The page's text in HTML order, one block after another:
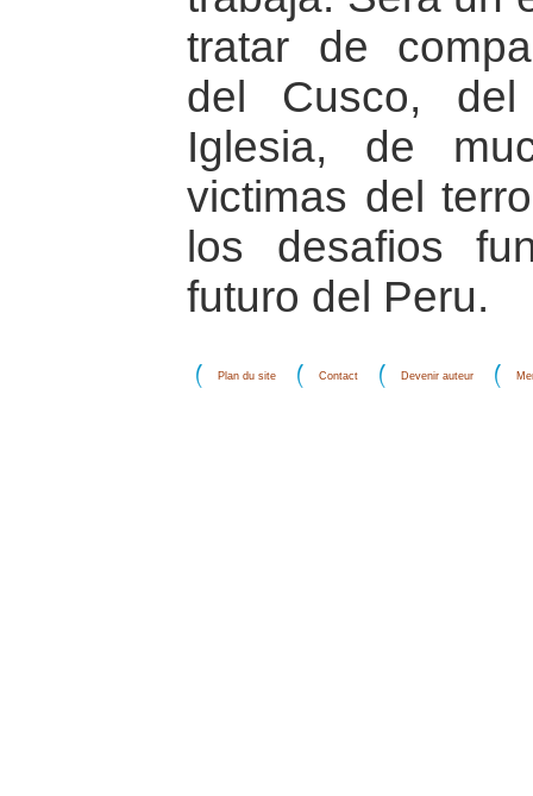
tratar de
del Cusco,
Iglesia, de
victimas del
los desafios
futuro del Peru.
Plan du site Contact Devenir auteur